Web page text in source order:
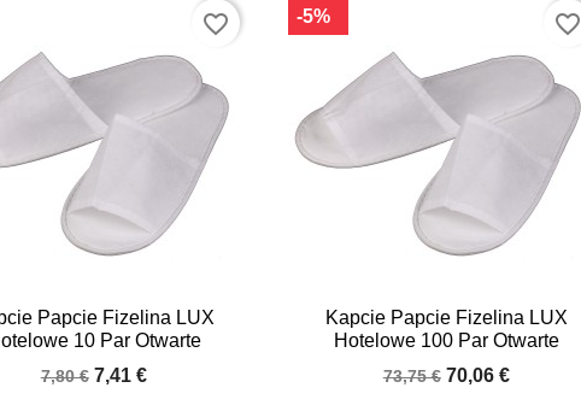
Papcie Fizelina LUX
10 Par Otwarte
7,80 € 7,41 €
Quick view
favorite_border
Kapcie Papcie Fizelina LUX
Hotelowe 100 Par Otwarte
73,75 € 70,06 €
-5%
Quick view
favorite_border